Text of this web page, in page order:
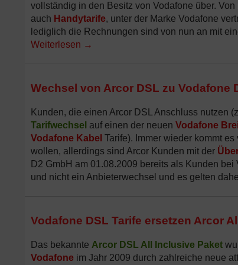
vollständig in den Besitz von Vodafone über.
auch Handytarife, unter der Marke Vodafone
lediglich die Rechnungen sind von nun an mit
Weiterlesen →
Wechsel von Arcor DSL zu Vodafone
Kunden, die einen Arcor DSL Anschluss nutzen
Tarifwechsel auf einen der neuen Vodafone
Vodafone Kabel Tarife). Immer wieder kommt
wollen, allerdings sind Arcor Kunden mit der
D2 GmbH am 01.08.2009 bereits als Kunden
und nicht ein Anbieterwechsel und es gelten
Vodafone DSL Tarife ersetzen Arcor
Das bekannte Arcor DSL All Inclusive Paket
Vodafone im Jahr 2009 durch zahlreiche neue